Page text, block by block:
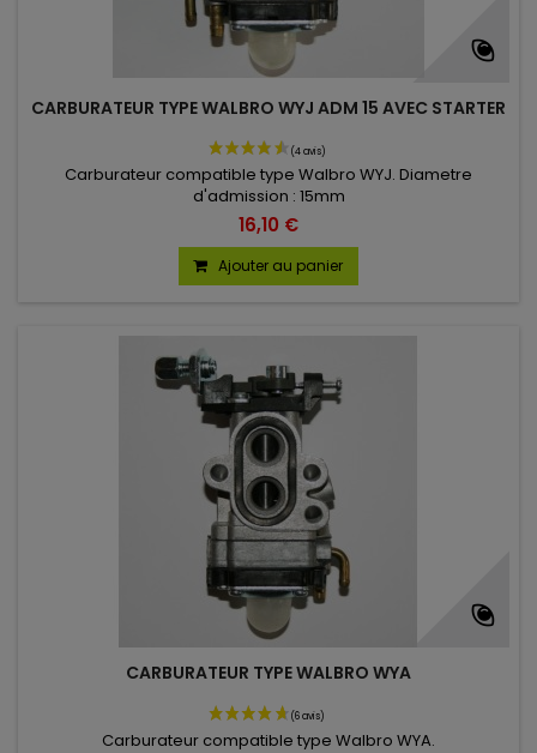
CARBURATEUR TYPE WALBRO WYJ ADM 15 AVEC STARTER
Carburateur compatible type Walbro WYJ. Diametre
d'admission : 15mm
16,10 €
Ajouter au panier
CARBURATEUR TYPE WALBRO WYA
Carburateur compatible type Walbro WYA.